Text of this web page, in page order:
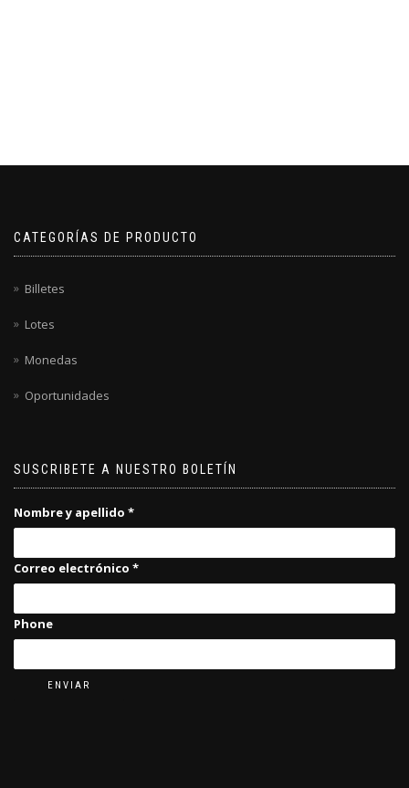
CATEGORÍAS DE PRODUCTO
Billetes
Lotes
Monedas
Oportunidades
SUSCRIBETE A NUESTRO BOLETÍN
Nombre y apellido *
Correo electrónico *
Phone
ENVIAR